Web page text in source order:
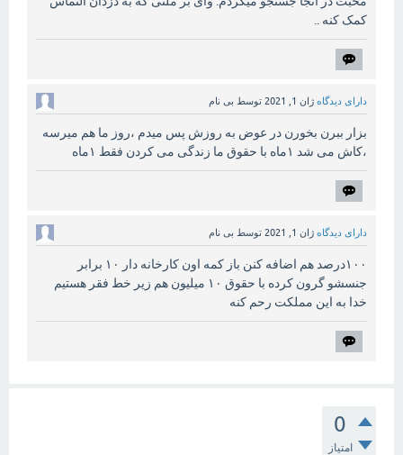
کمک کنه ..
دارای دیدگاه ژان 1, 2021 توسط بی نام
بزار ببرن بخورن در عوض به روزش پس میدم ،روز ما هم میرسه
،کاش می شد ۱ماه با حقوق ما زندگی می کردن فقط ۱ماه
دارای دیدگاه ژان 1, 2021 توسط بی نام
۱۰۰درصد هم اضافه کنن باز کمه اون کارخانه دار ۱۰ برابر
جنسشو گرون کرده با حقوق ۱۰ میلیون هم زیر خط فقر هستیم
خدا به این مملکت رحم کنه
0
امتیاز